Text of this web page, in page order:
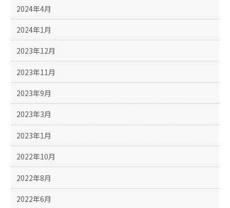
2024年4月
2024年1月
2023年12月
2023年11月
2023年9月
2023年3月
2023年1月
2022年10月
2022年8月
2022年6月